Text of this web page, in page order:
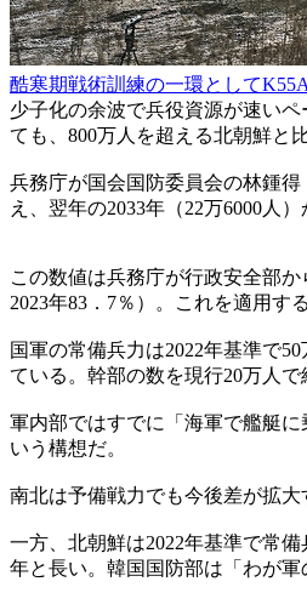
酷寒期戦術訓練の一環として
少子化の余波で兵役資源が速い
ても、800万人を超える北朝鮮と
兵務庁が国会国防委員会の林鍾得
え、翌年の2033年（22万6000人
この数値は兵務庁が行政安全部
2023年83．7％）。これを適用す
国軍の常備兵力は2022年基準で
ている。幹部の数を現行20万人
軍内部ではすでに「海軍で艦艇
いう構想だ。
南北は予備戦力でも今後差が拡大
一方、北朝鮮は2022年基準で常
年と長い。韓国国防部は「わが